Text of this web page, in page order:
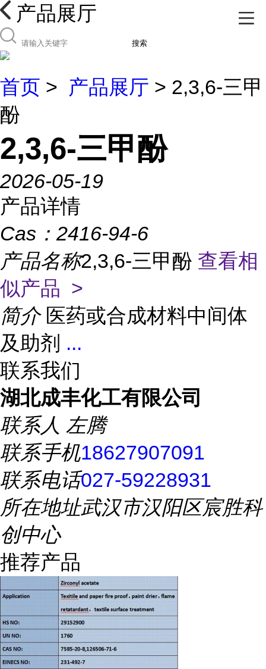
产品展厅
搜索
首页 > 产品展厅 > 2,3,6-三甲
酚
2,3,6-三甲酚
2026-05-19
产品详情
Cas： 2416-94-6
产品名称2,3,6-三甲酚 查看相
似产品 >
简介 医药或合成材料中间体
及助剂 ...
联系我们
湖北成丰化工有限公司
联系人 左腾
联系手机18627907091
联系电话027-59228931
所在地址武汉市汉阳区宸胜科
创中心
推荐产品